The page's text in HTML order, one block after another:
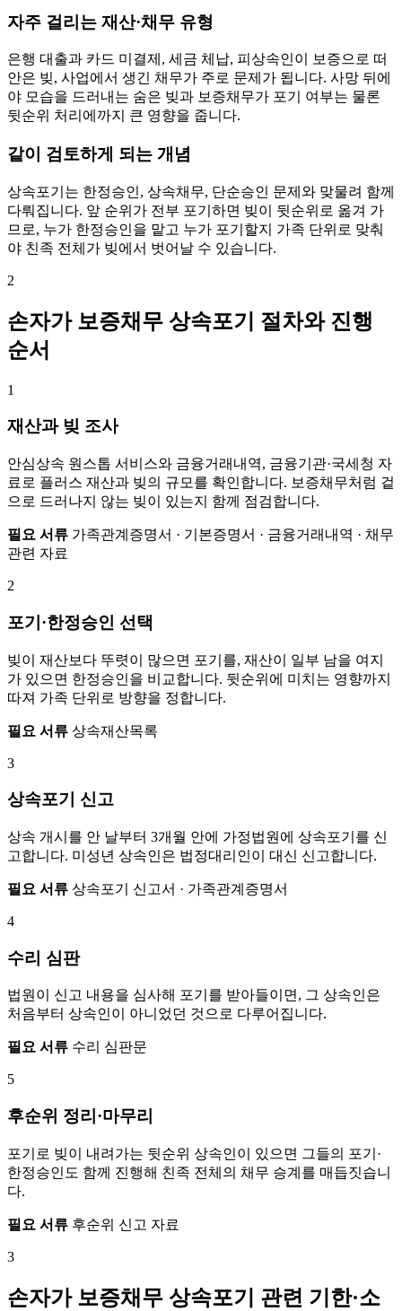
자주 걸리는 재산·채무 유형
은행 대출과 카드 미결제, 세금 체납, 피상속인이 보증으로 떠
안은 빚, 사업에서 생긴 채무가 주로 문제가 됩니다. 사망 뒤에
야 모습을 드러내는 숨은 빚과 보증채무가 포기 여부는 물론
뒷순위 처리에까지 큰 영향을 줍니다.
같이 검토하게 되는 개념
상속포기는 한정승인, 상속채무, 단순승인 문제와 맞물려 함께
다뤄집니다. 앞 순위가 전부 포기하면 빚이 뒷순위로 옮겨 가
므로, 누가 한정승인을 맡고 누가 포기할지 가족 단위로 맞춰
야 친족 전체가 빚에서 벗어날 수 있습니다.
2
손자가 보증채무 상속포기 절차와 진행
순서
1
재산과 빚 조사
안심상속 원스톱 서비스와 금융거래내역, 금융기관·국세청 자
료로 플러스 재산과 빚의 규모를 확인합니다. 보증채무처럼 겉
으로 드러나지 않는 빚이 있는지 함께 점검합니다.
필요 서류 가족관계증명서 · 기본증명서 · 금융거래내역 · 채무
관련 자료
2
포기·한정승인 선택
빚이 재산보다 뚜렷이 많으면 포기를, 재산이 일부 남을 여지
가 있으면 한정승인을 비교합니다. 뒷순위에 미치는 영향까지
따져 가족 단위로 방향을 정합니다.
필요 서류 상속재산목록
3
상속포기 신고
상속 개시를 안 날부터 3개월 안에 가정법원에 상속포기를 신
고합니다. 미성년 상속인은 법정대리인이 대신 신고합니다.
필요 서류 상속포기 신고서 · 가족관계증명서
4
수리 심판
법원이 신고 내용을 심사해 포기를 받아들이면, 그 상속인은
처음부터 상속인이 아니었던 것으로 다루어집니다.
필요 서류 수리 심판문
5
후순위 정리·마무리
포기로 빚이 내려가는 뒷순위 상속인이 있으면 그들의 포기·
한정승인도 함께 진행해 친족 전체의 채무 승계를 매듭짓습니
다.
필요 서류 후순위 신고 자료
3
손자가 보증채무 상속포기 관련 기한·소